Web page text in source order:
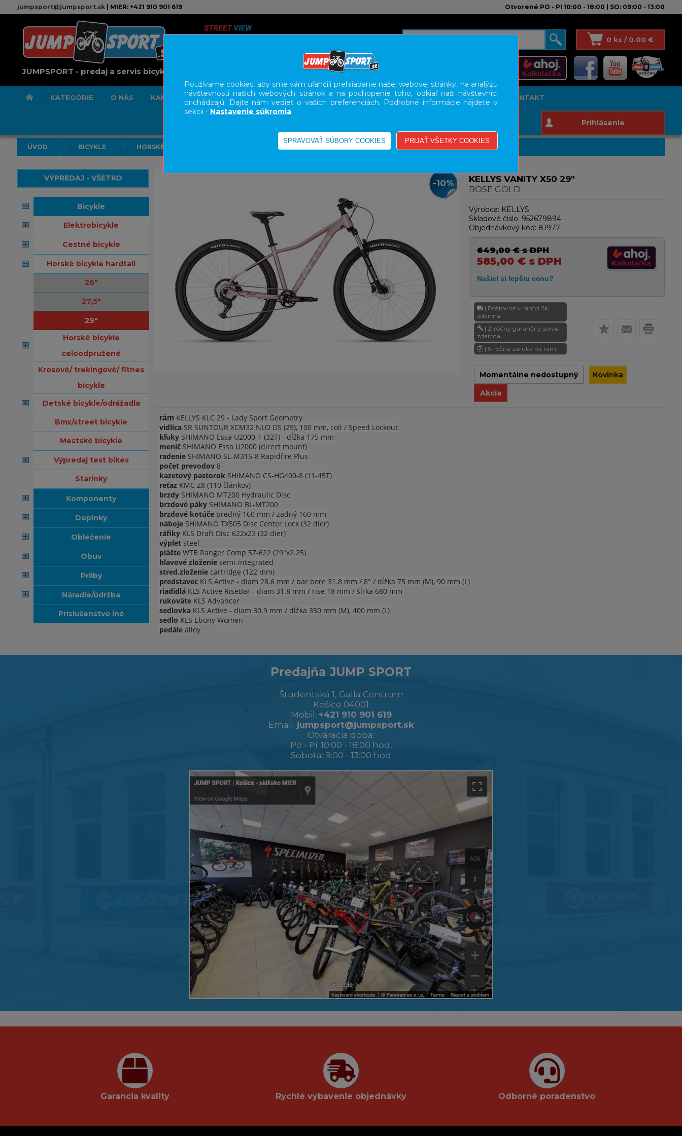
jumpsport@jumpsport.sk| MIER: +421 910 901 619 Otvorené PO - PI 10:00 - 18:00 | SO: 09:00 - 13:00
JUMPSPORT - predaj a servis bicyklov
0 ks / 0.00 €
KATEGÓRIE O NÁS KAMENNÁ PREDAJNA SERVIS SLUŽBY KARIÉRA BODY GEOMETRY FIT STUDIO KONTAKT
Prihlásenie
ÚVOD BICYKLE HORSKÉ BICYKLE HARDTAIL
VÝPREDAJ - VŠETKO
bicykle
elektrobicykle
cestné bicykle
horské bicykle hardtail
26"
27,5"
29"
horské bicykle
celoodpružené
krosové/ trekingové/ fitnes
bicykle
detské bicykle/odrážadla
bmx/street bicykle
mestské bicykle
výpredaj test bikes
starinky
komponenty
doplnky
oblečenie
obuv
prilby
náradie/údržba
príslušenstvo iné
-10%
KELLYS VANITY X50 29"
ROSE GOLD
Výrobca: KELLYS
Skladové číslo: 952679894
Objednávkový kód: 81977
649,00 €s DPH
585,00 €s DPH
| Poštovné v rámci SK
zdarma
| 2-ročný garančný servis
zdarma
| 5-ročná záruka na rám
Momentálne nedostupný
Novinka
Akcia
rám KELLYS KLC 29 - Lady Sport Geometry
vidlicaSR SUNTOUR XCM32 NLO DS (29), 100 mm, coil / Speed Lockout
kľukySHIMANO Essa U2000-1 (32T) - dĺžka 175 mm
meničSHIMANO Essa U2000 (direct mount)
radenieSHIMANO SL-M315-8 Rapidfire Plus
počet prevodov8
kazetový pastorokSHIMANO CS-HG400-8 (11-45T)
reťazKMC Z8 (110 článkov)
brzdySHIMANO MT200 Hydraulic Disc
brzdové pákySHIMANO BL-MT200
brzdové kotúčepredný 160 mm / zadný 160 mm
nábojeSHIMANO TX505 Disc Center Lock (32 dier)
ráfikyKLS Draft Disc 622x23 (32 dier)
výpletsteel
plášteWTB Ranger Comp 57-622 (29"x2.25)
hlavové zloženiesemi-integrated
stred.zloženiecartridge (122 mm)
predstavecKLS Active - diam 28.6 mm / bar bore 31.8 mm / 8° / dĺžka 75 mm (M), 90 mm (L)
riadidláKLS Active RiseBar - diam 31.8 mm / rise 18 mm / šírka 680 mm
rukoväteKLS Advancer
sedlovkaKLS Active - diam 30.9 mm / dĺžka 350 mm (M), 400 mm (L)
sedlo KLS Ebony Women
pedálealloy
Predajňa JUMP SPORT
Študentská 1, Galla Centrum
Košice 04001
Mobil: +421 910 901 619
Email: jumpsport@jumpsport.sk
Otváracia doba:
Po - Pi: 10:00 - 18:00 hod,
Sobota: 9:00 - 13:00 hod
Garancia kvality Rychlé vybavenie objednávky Odborné poradenstvo
Používame cookies, aby sme vám uľahčili prehliadanie našej webovej stránky, na analýzu
návštevnosti našich webových stránok a na pochopenie toho, odkiaľ naši návštevníci
prichádzajú. Dajte nám vedieť o vašich preferenciách. Podrobné informácie nájdete v
sekcii - Nastavenie súkromia